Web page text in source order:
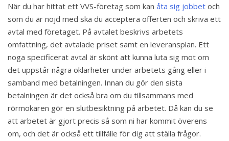
När du har hittat ett VVS-företag som kan åta sig jobbet och
som du är nöjd med ska du acceptera offerten och skriva ett
avtal med företaget. På avtalet beskrivs arbetets
omfattning, det avtalade priset samt en leveransplan. Ett
noga specificerat avtal är skönt att kunna luta sig mot om
det uppstår några oklarheter under arbetets gång eller i
samband med betalningen. Innan du gör den sista
betalningen är det också bra om du tillsammans med
rörmokaren gör en slutbesiktning på arbetet. Då kan du se
att arbetet är gjort precis så som ni har kommit överens
om, och det är också ett tillfälle för dig att ställa frågor.